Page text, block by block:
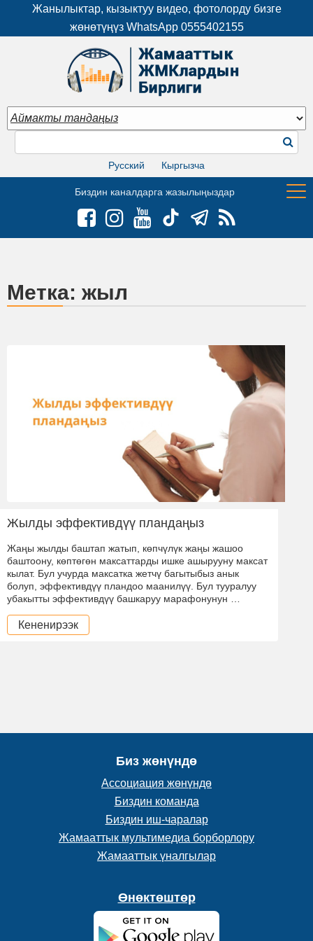
Жанылыктар, кызыктуу видео, фотолорду бизге
жөнөтүңүз WhatsApp 0555402155
Русский Кыргызча
Биздин каналдарга жазылыңыздар
Метка: жыл
Жылды эффективдүү пландаңыз
Жаңы жылды баштап жатып, көпчүлүк жаңы жашоо
баштоону, көптөгөн максаттарды ишке ашырууну максат
кылат. Бул учурда максатка жетчү багытыбыз анык
болуп, эффективдүү пландоо маанилүү. Бул тууралуу
убакытты эффективдүү башкаруу марафонунун …
Кененирээк
Биз жөнүндө
Ассоциация жөнүндө
Биздин команда
Биздин иш-чаралар
Жамааттык мультимедиа борборлору
Жамааттык үналгылар
Өнөктөштөр